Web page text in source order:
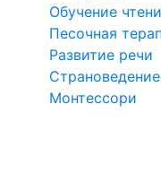
Обучение
Песочная
Развитие речи
Страноведение
Монтессори